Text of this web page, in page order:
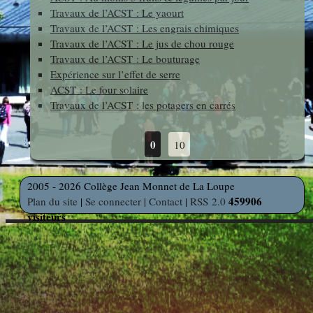
photos
Web
et Linux
Auteur en
Découverte
des
Découverte
Professionnelle
Education
Musicale
Des Arts
Orientation
Voyages
et Sorties
indépendants
Travaux de l’ACST : Le yaourt
Travaux de l’ACST : Les engrais chimiques
Travaux de l’ACST : Le jus de chou rouge
Travaux de l’ACST : Le bouturage
Expérience sur l’effet de serre
ACST : Le four solaire
Travaux de l’ACST : les potagers en carrés
0 10
2005 - 2026 Collège Jean Monnet de La Loupe
Plan du site | Se connecter | Contact | RSS 2.0 459906
visiteurs